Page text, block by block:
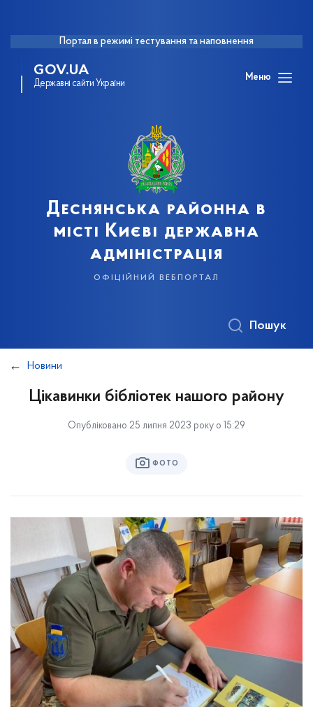
Портал в режимі тестування та наповнення
GOV.UA
Державні сайти України
Меню
Деснянська районна в
місті Києві державна
адміністрація
офіційний вебпортал
Пошук
Новини
Цікавинки бібліотек нашого району
Опубліковано 25 липня 2023 року о 15:29
ФОТО